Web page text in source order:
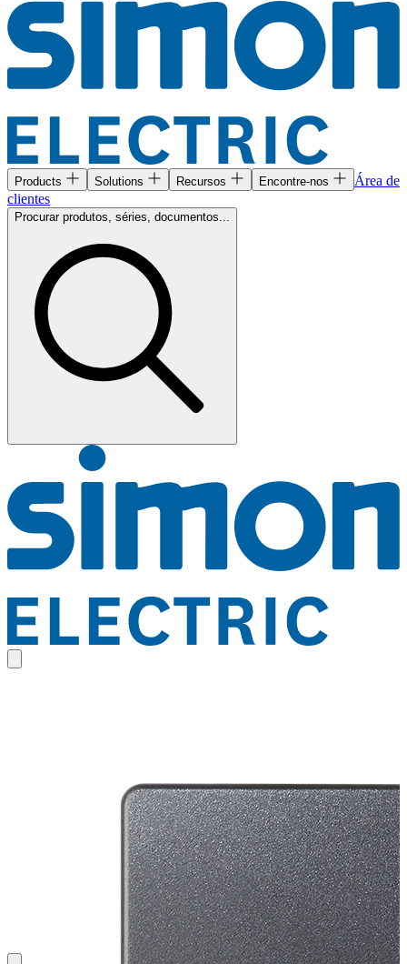
Products Solutions Recursos Encontre-nos
Área de
clientes
Procurar produtos, séries, documentos...